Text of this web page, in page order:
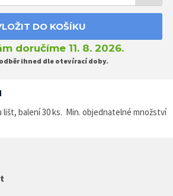
DO KOŠÍKU
doručíme 11. 8. 2026.
ihned dle otevírací doby.
lišt, balení 30 ks. Min. objednatelné množství